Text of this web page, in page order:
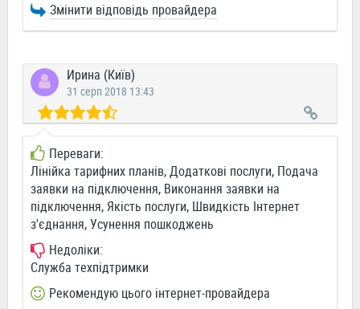
Змінити відповідь провайдера
Ирина (Київ)
31 серп 2018 13:43
Переваги:
Лінійка тарифних планів, Додаткові послуги, Подача
заявки на підключення, Виконання заявки на
підключення, Якість послуги, Швидкість Інтернет
з'єднання, Усунення пошкоджень
Недоліки:
Служба техпідтримки
Рекомендую цього інтернет-провайдера